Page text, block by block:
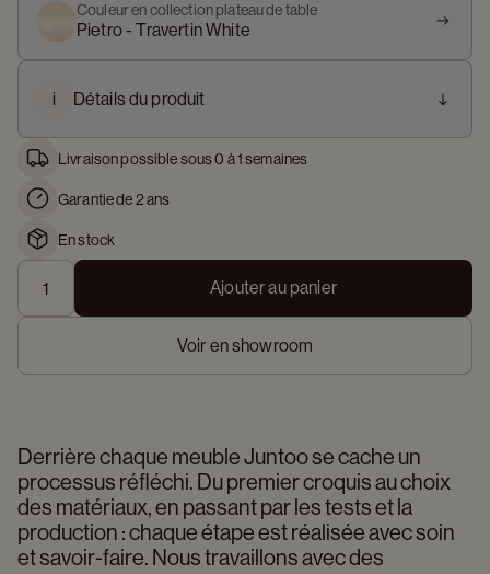
Couleur en collection plateau de table
Pietro - Travertin White
i Détails du produit
Livraison possible sous 0 à 1 semaines
Garantie de 2 ans
En stock
Ajouter au panier
Voir en showroom
Derrière chaque meuble Juntoo se cache un
processus réfléchi. Du premier croquis au choix
des matériaux, en passant par les tests et la
production : chaque étape est réalisée avec soin
et savoir-faire. Nous travaillons avec des